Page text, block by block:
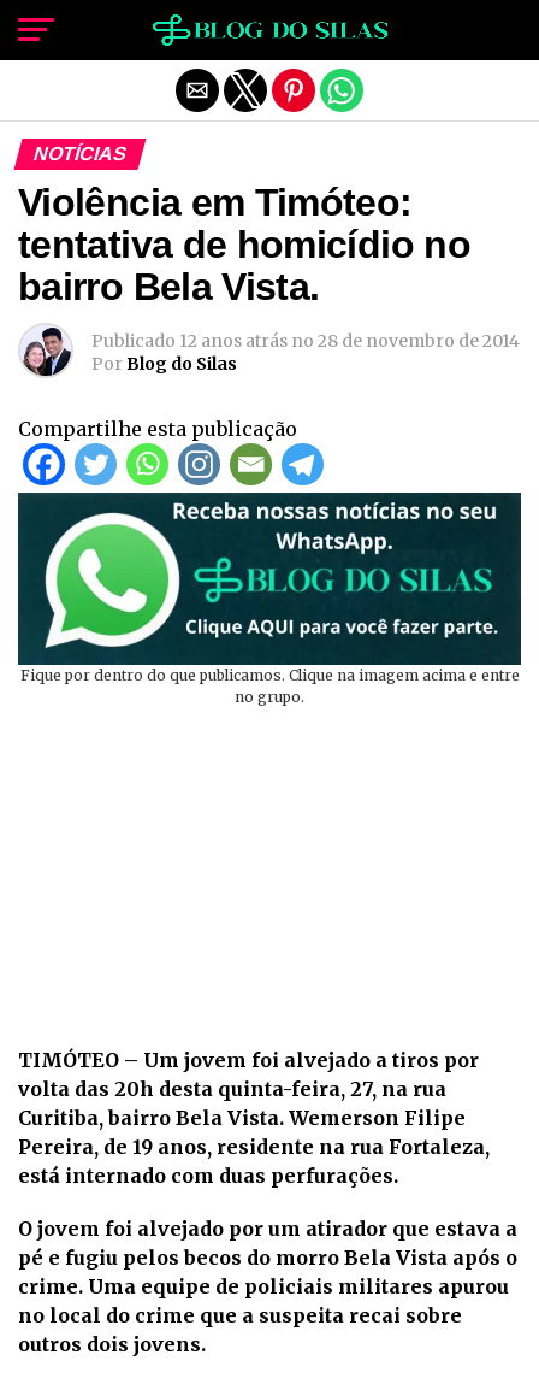
NOTÍCIAS
Violência em Timóteo:
tentativa de homicídio no
bairro Bela Vista.
Publicado 12 anos atrás no 28 de novembro de 2014
PorBlog do Silas
Compartilhe esta publicação
Fique por dentro do que publicamos. Clique na imagem acima e entre
no grupo.
TIMÓTEO – Um jovem foi alvejado a tiros por
volta das 20h desta quinta-feira, 27, na rua
Curitiba, bairro Bela Vista. Wemerson Filipe
Pereira, de 19 anos, residente na rua Fortaleza,
está internado com duas perfurações.
O jovem foi alvejado por um atirador que estava a
pé e fugiu pelos becos do morro Bela Vista após o
crime. Uma equipe de policiais militares apurou
no local do crime que a suspeita recai sobre
outros dois jovens.
Sair da versão mobile